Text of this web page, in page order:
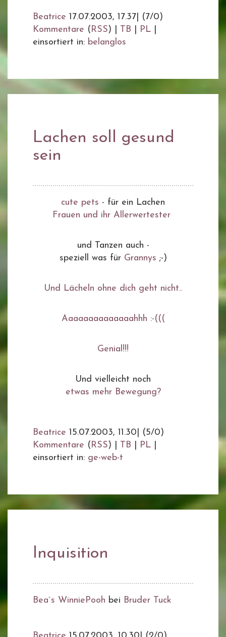
Beatrice 17.07.2003, 17.37
(7/0)
Kommentare (RSS) | TB PL
einsortiert in: belanglos
Lachen soll gesund
sein
cute pets - für ein Lachen
Frauen und ihr Allerwertester
und Tanzen auch -
speziell was für Grannys ;-)
Und Lächeln ohne dich geht nicht..
Aaaaaaaaaaaaaahhh :-(((
Genial!!!
Und vielleicht noch
etwas mehr Bewegung?
Beatrice 15.07.2003, 11.30
(5/0)
Kommentare (RSS) | TB PL
einsortiert in: ge-web-t
Inquisition
Bea`s WinniePooh bei Bruder Tuck